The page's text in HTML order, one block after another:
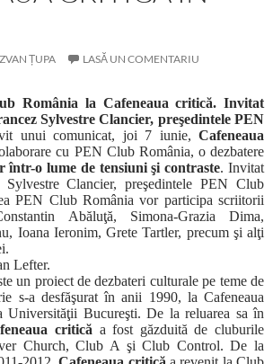
ȚUPA LASĂ UN COMENTARIU
România la Cafeneaua critică. Invitat
Sylvestre Clancier, preşedintele PEN
unui comunicat, joi 7 iunie, Cafeneaua
cu PEN Club România, o dezbatere
într-o lume de tensiuni şi contraste. Invitat
Clancier, preşedintele PEN Club
PEN Club România vor participa scriitorii
Abăluţă, Simona-Grazia Dima,
Ioana Ieronim, Grete Tartler, precum şi alţi
Lefter.
un proiect de dezbateri culturale pe teme de
s-a desfăşurat în anii 1990, la Cafeneaua
Universităţii Bucureşti. De la reluarea sa în
critică a fost găzduită de cluburile
Church, Club A şi Club Control. De la